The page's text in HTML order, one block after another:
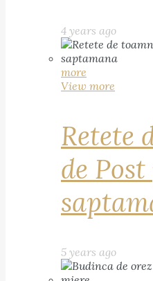
4 years ago
more
View more
Retete
de
5 years ago